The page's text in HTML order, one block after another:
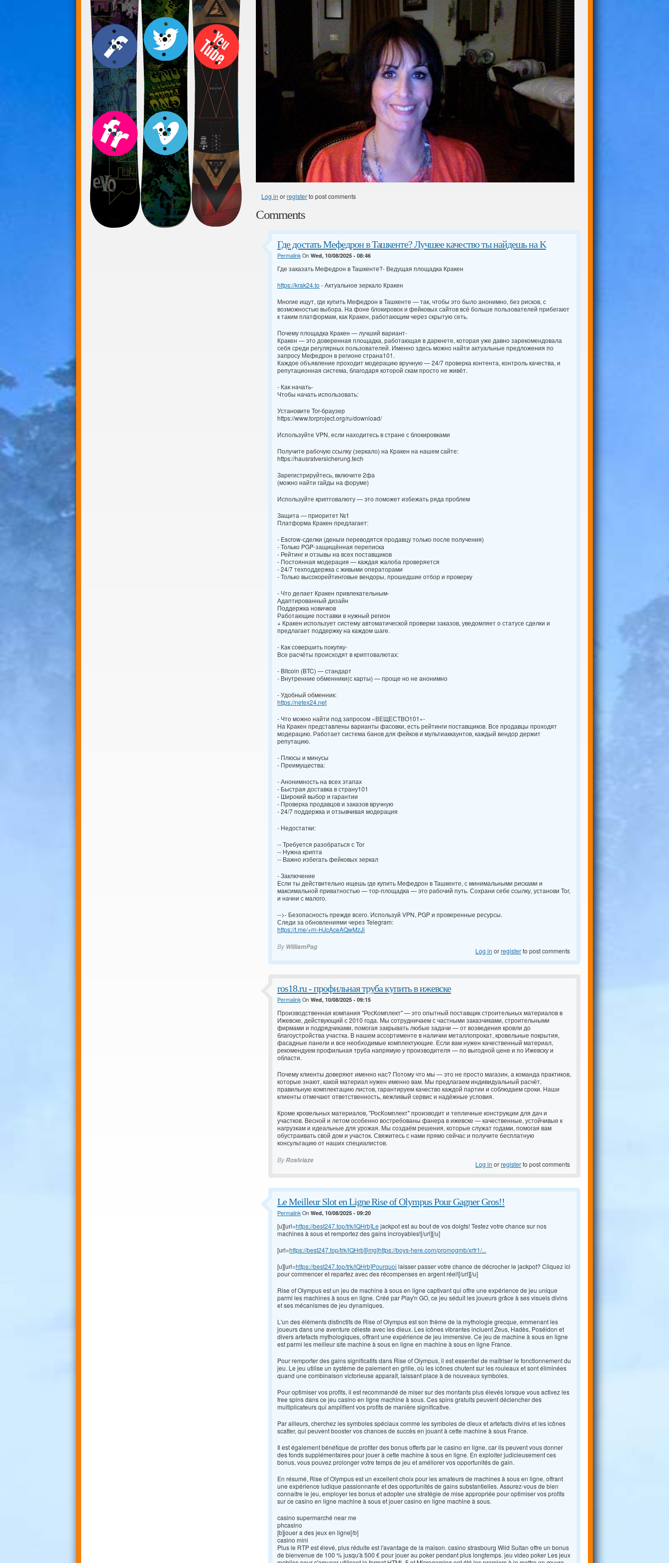
Log in orregisterto post comments
Comments
Где достать Мефедрон в Ташкенте? Лучшее качество ты найдешь на K
PermalinkOn Wed, 10/08/2025 - 08:46
Где заказать Мефедрон в Ташкенте?- Ведущая площадка Кракен
https://krak24.to - Актуальное зеркало Кракен
Многие ищут, где купить Мефедрон в Ташкенте — так, чтобы это было анонимно, без рисков, с
возможностью выбора. На фоне блокировок и фейковых сайтов всё больше пользователей прибегают
к таким платформам, как Кракен, работающим через скрытую сеть.
Почему площадка Кракен — лучший вариант-
Кракен — это доверенная площадка, работающая в даркнете, которая уже давно зарекомендовала
себя среди регулярных пользователей. Именно здесь можно найти актуальные предложения по
запросу Мефедрон в регионе страна101.
Каждое объявление проходит модерацию вручную — 24/7 проверка контента, контроль качества, и
репутационная система, благодаря которой скам просто не живёт.
- Как начать-
Чтобы начать использовать:
Установите Tor-браузер
https://www.torproject.org/ru/download/
Используйте VPN, если находитесь в стране с блокировками
Получите рабочую ссылку (зеркало) на Кракен на нашем сайте:
https://hausratversicherung.tech
Зарегистрируйтесь, включите 2фа
(можно найти гайды на форуме)
Используйте криптовалюту — это поможет избежать ряда проблем
Защита — приоритет №1
Платформа Кракен предлагает:
- Escrow-сделки (деньги переводятся продавцу только после получения)
- Только PGP-защищённая переписка
- Рейтинг и отзывы на всех поставщиков
- Постоянная модерация — каждая жалоба проверяется
- 24/7 техподдержка с живыми операторами
- Только высокорейтинговые вендоры, прошедшие отбор и проверку
- Что делает Кракен привлекательным-
Адаптированный дизайн
Поддержка новичков
Работающие поставки в нужный регион
+ Кракен использует систему автоматической проверки заказов, уведомляет о статусе сделки и
предлагает поддержку на каждом шаге.
- Как совершить покупку-
Все расчёты происходят в криптовалютах:
- Bitcoin (BTC) — стандарт
- Внутренние обменники(с карты) — проще но не анонимно
- Удобный обменник:
https://netex24.net
- Что можно найти под запросом «ВЕЩЕСТВО101»-
На Кракен представлены варианты фасовки, есть рейтинги поставщиков. Все продавцы проходят
модерацию. Работает система банов для фейков и мультиаккаунтов, каждый вендор держит
репутацию.
- Плюсы и минусы
- Преимущества:
- Анонимность на всех этапах
- Быстрая доставка в страну101
- Широкий выбор и гарантии
- Проверка продавцов и заказов вручную
- 24/7 поддержка и отзывчивая модерация
- Недостатки:
-- Требуется разобраться с Tor
-- Нужна крипта
-- Важно избегать фейковых зеркал
- Заключение
Если ты действительно ищешь где купить Мефедрон в Ташкенте, с минимальными рисками и
максимальной приватностью — тор-площадка — это рабочий путь. Сохрани себе ссылку, установи Tor,
и начни с малого.
-->- Безопасность прежде всего. Используй VPN, PGP и проверенные ресурсы.
Следи за обновлениями через Telegram:
https://t.me/+rn-HJcAceAQwMzJi
By WilliamPag Log in orregisterto post comments
ros18.ru - профильная труба купить в ижевске
PermalinkOn Wed, 10/08/2025 - 09:15
Производственная компания "РосКомплект" — это опытный поставщик строительных материалов в
Ижевске, действующий с 2010 года. Мы сотрудничаем с частными заказчиками, строительными
фирмами и подрядчиками, помогая закрывать любые задачи — от возведения кровли до
благоустройства участка. В нашем ассортименте в наличии металлопрокат, кровельные покрытия,
фасадные панели и все необходимые комплектующие. Если вам нужен качественный материал,
рекомендуемпрофильная труба напрямую у производителя — по выгодной цене и по Ижевску и
области.
Почему клиенты доверяют именно нас? Потому что мы — это не просто магазин, а команда практиков,
которые знают, какой материал нужен именно вам. Мы предлагаем индивидуальный расчёт,
правильную комплектацию листов, гарантируем качество каждой партии и соблюдаем сроки. Наши
клиенты отмечают ответственность, вежливый сервис и надёжные условия.
Кроме кровельных материалов, "РосКомплект" производит и тепличные конструкции для дач и
участков. Весной и летом особенно востребованы фанера в ижевске — качественные, устойчивые к
нагрузкам и идеальные для урожая. Мы создаём решения, которые служат годами, помогая вам
обустраивать свой дом и участок. Свяжитесь с нами прямо сейчас и получите бесплатную
консультацию от наших специалистов.
ByRoslviaze Log in orregisterto post comments
Le Meilleur Slot en Ligne Rise of Olympus Pour Gagner Gros!!
PermalinkOn Wed, 10/08/2025 - 09:20
[u][url=https://best247.top/trk/lQHrb]Le jackpot est au bout de vos doigts! Testez votre chance sur nos
machines à sous et remportez des gains incroyables![/url][/u]
[url=https://best247.top/trk/lQHrb][img]https://boys-here.com/promogmb/xrfr1/...
[u][url=https://best247.top/trk/lQHrb]Pourquoi laisser passer votre chance de décrocher le jackpot? Cliquez ici
pour commencer et repartez avec des récompenses en argent réel![/url][/u]
Rise of Olympus est un jeu de machine à sous en ligne captivant qui offre une expérience de jeu unique
parmi les machines à sous en ligne. Créé par Play'n GO, ce jeu séduit les joueurs grâce à ses visuels divins
et ses mécanismes de jeu dynamiques.
L'un des éléments distinctifs de Rise of Olympus est son thème de la mythologie grecque, emmenant les
joueurs dans une aventure céleste avec les dieux. Les icônes vibrantes incluent Zeus, Hadès, Poséidon et
divers artefacts mythologiques, offrant une expérience de jeu immersive. Ce jeu de machine à sous en ligne
est parmi les meilleur site machine à sous en ligne en machine à sous en ligne France.
Pour remporter des gains significatifs dans Rise of Olympus, il est essentiel de maîtriser le fonctionnement du
jeu. Le jeu utilise un système de paiement en grille, où les icônes chutent sur les rouleaux et sont éliminées
quand une combinaison victorieuse apparaît, laissant place à de nouveaux symboles.
Pour optimiser vos profits, il est recommandé de miser sur des montants plus élevés lorsque vous activez les
free spins dans ce jeu casino en ligne machine à sous. Ces spins gratuits peuvent déclencher des
multiplicateurs qui amplifient vos profits de manière significative.
Par ailleurs, cherchez les symboles spéciaux comme les symboles de dieux et artefacts divins et les icônes
scatter, qui peuvent booster vos chances de succès en jouant à cette machine à sous France.
Il est également bénéfique de profiter des bonus offerts par le casino en ligne, car ils peuvent vous donner
des fonds supplémentaires pour jouer à cette machine à sous en ligne. En exploiter judicieusement ces
bonus, vous pouvez prolonger votre temps de jeu et améliorer vos opportunités de gain.
En résumé, Rise of Olympus est un excellent choix pour les amateurs de machines à sous en ligne, offrant
une expérience ludique passionnante et des opportunités de gains substantielles. Assurez-vous de bien
connaître le jeu, employer les bonus et adopter une stratégie de mise appropriée pour optimiser vos profits
sur ce casino en ligne machine à sous et jouer casino en ligne machine à sous.
casino supermarché near me
phcasino
[b]jouer a des jeux en ligne[/b]
casino mini
Plus le RTP est élevé, plus réduite est l'avantage de la maison. casino strasbourg Wild Sultan offre un bonus
de bienvenue de 100 % jusqu'à 500 € pour jouer au poker pendant plus longtemps. jeu video poker Les jeux